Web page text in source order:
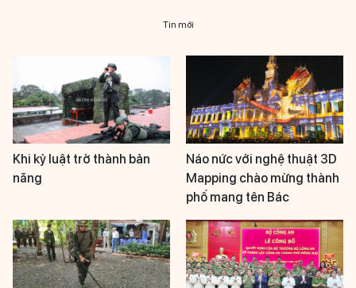
Tin mới
Khi kỷ luật trở thành bản
năng
Náo nức với nghệ thuật 3D
Mapping chào mừng thành
phố mang tên Bác